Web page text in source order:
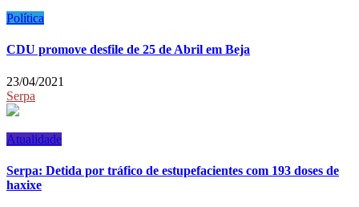
Política
CDU promove desfile de 25 de Abril em Beja
23/04/2021
Serpa
Atualidade
Serpa: Detida por tráfico de estupefacientes com 193 doses de
haxixe